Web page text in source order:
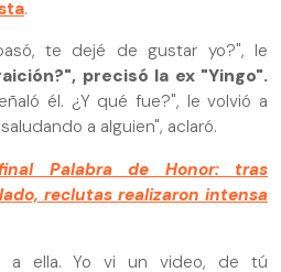
.
te dejé de gustar yo?", le
precisó la ex "Yingo".
él. ¿Y qué fue?", le volvió a
a alguien", aclaró.
Palabra de Honor: tras
reclutas realizaron intensa
a ella. Yo vi un video, de tú